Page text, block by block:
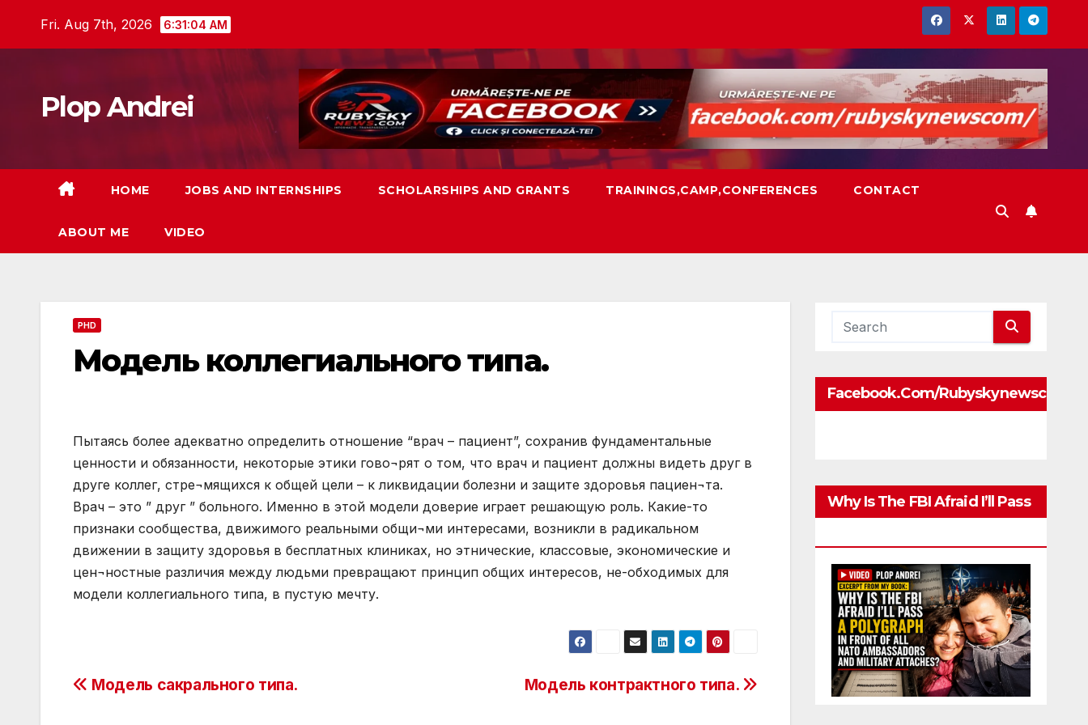
Fri. Aug 7th, 2026 6:31:05 AM
Plop Andrei
HOME JOBS AND INTERNSHIPS SCHOLARSHIPS AND GRANTS TRAININGS,CAMP,CONFERENCES CONTACT
ABOUT ME VIDEO
PHD
Модель коллегиального типа.
Пытаясь более адекватно определить отношение “врач – пациент”, сохранив фундаментальные
ценности и обязанности, некоторые этики гово¬рят о том, что врач и пациент должны видеть друг в
друге коллег, стре¬мящихся к общей цели – к ликвидации болезни и защите здоровья пациен¬та.
Врач – это ” друг ” больного. Именно в этой модели доверие играет решающую роль. Какие-то
признаки сообщества, движимого реальными общи¬ми интересами, возникли в радикальном
движении в защиту здоровья в бесплатных клиниках, но этнические, классовые, экономические и
цен¬ностные различия между людьми превращают принцип общих интересов, не-обходимых для
модели коллегиального типа, в пустую мечту.
Post
Модель контрактного типа.
Модель сакрального типа.
Facebook.com/rubyskynewscom
Why Is The FBI Afraid I’ll Pass